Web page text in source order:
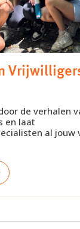
de verhalen
en laat
al jouw